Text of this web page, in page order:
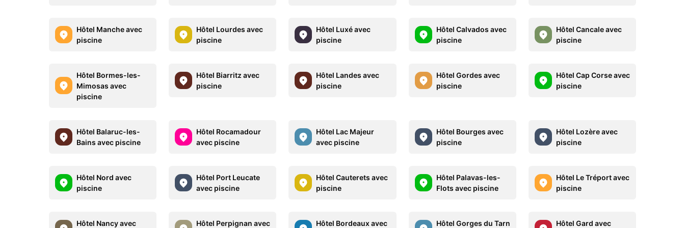
Hôtel Manche avec
piscine
Hôtel Lourdes avec
piscine
Hôtel Luxé avec
piscine
Hôtel Calvados avec
piscine
Hôtel Cancale avec
piscine
Hôtel Bormes-les-
Mimosas avec
piscine
Hôtel Biarritz avec
piscine
Hôtel Landes avec
piscine
Hôtel Gordes avec
piscine
Hôtel Cap Corse avec
piscine
Hôtel Balaruc-les-
Bains avec piscine
Hôtel Rocamadour
avec piscine
Hôtel Lac Majeur
avec piscine
Hôtel Bourges avec
piscine
Hôtel Lozère avec
piscine
Hôtel Nord avec
piscine
Hôtel Port Leucate
avec piscine
Hôtel Cauterets avec
piscine
Hôtel Palavas-les-
Flots avec piscine
Hôtel Le Tréport avec
piscine
Hôtel Nancy avec Hôtel Perpignan avec Hôtel Bordeaux avec Hôtel Gorges du Tarn Hôtel Gard avec